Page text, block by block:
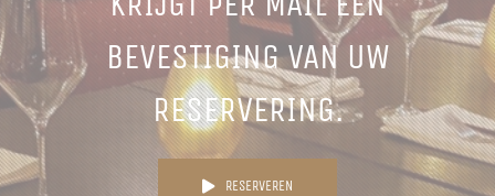
BEVESTIGING VAN UW
RESERVERING.
RESERVEREN